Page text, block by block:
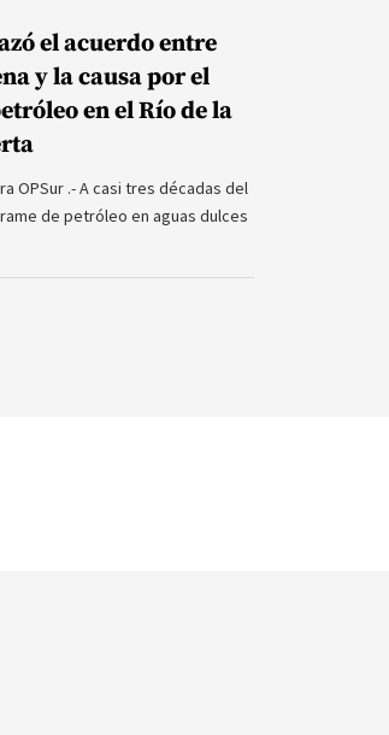
el acuerdo entre
y la causa por el
en el Río de la
OPSur .- A casi tres décadas del
de petróleo en aguas dulces